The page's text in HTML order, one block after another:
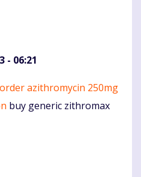
- 06:21
order azithromycin 250mg
buy generic zithromax